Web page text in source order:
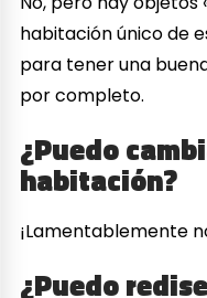
habitación único de
para tener una
por completo.
¿Puedo
habitación?
¡Lamentablemente
¿Puedo